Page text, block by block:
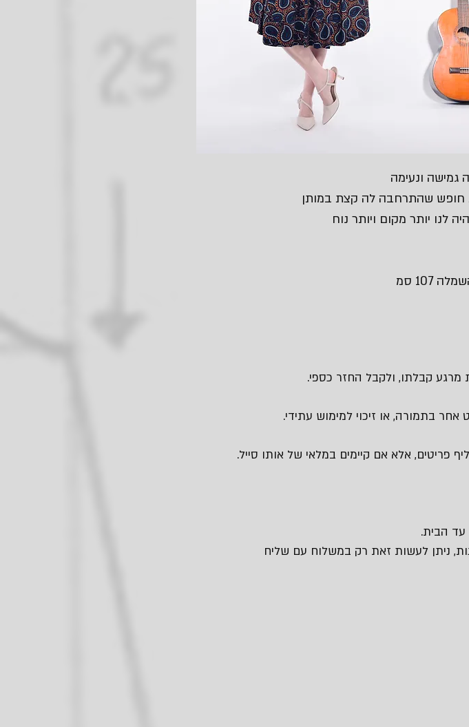
גמישה ונעימה
חופש שהתרחבה לה קצת במותן
לנו יותר מקום ויותר נוח
107 סמ
בתמורה, או זיכוי למימוש עתידי.
פריטים, אלא אם קיימים במלאי של אותו סייל.
ניתן לעשות זאת רק במשלוח עם שליח